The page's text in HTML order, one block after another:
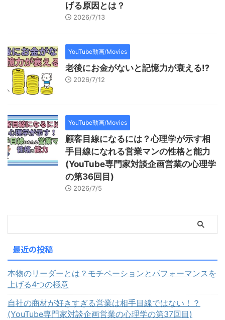
げる原因とは？
2026/7/13
YouTube動画/Movies
老後にお金がないと記憶力が衰える⁉
2026/7/12
YouTube動画/Movies
顧客目線になるには？心理学が示す相
手目線になれる営業マンの性格と能力
(YouTube専門家対談企画営業の心理学
の第36回目)
2026/7/5
最近の投稿
本物のリーダーとは？モチベーションとパフォーマンスを
上げる4つの極意
自社の商材が好きすぎる営業は相手目線ではない！？
(YouTube専門家対談企画営業の心理学の第37回目)